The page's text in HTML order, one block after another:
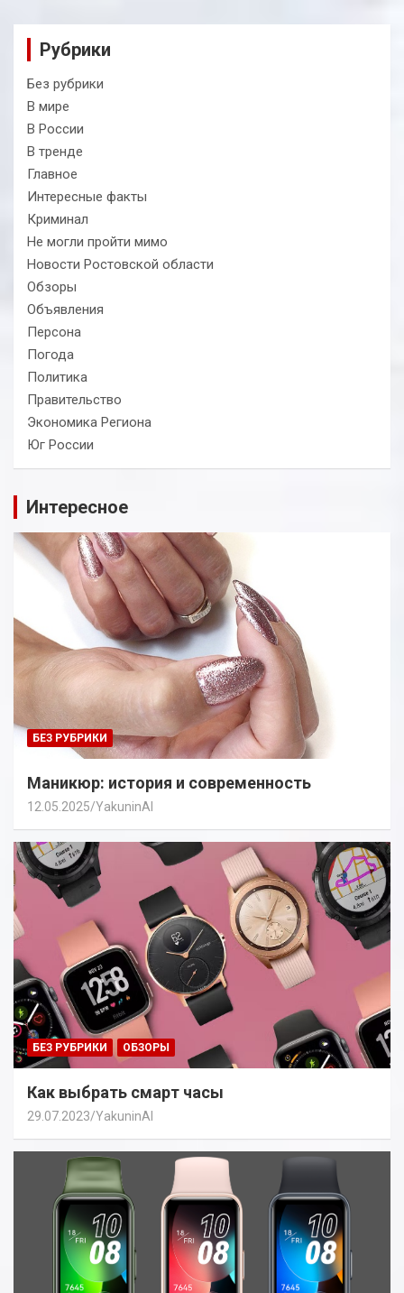
Рубрики
Без рубрики
В мире
В России
В тренде
Главное
Интересные факты
Криминал
Не могли пройти мимо
Новости Ростовской области
Обзоры
Объявления
Персона
Погода
Политика
Правительство
Экономика Региона
Юг России
Интересное
БЕЗ РУБРИКИ
Маникюр: история и современность
12.05.2025 YakuninAI
БЕЗ РУБРИКИ ОБЗОРЫ
Как выбрать смарт часы
29.07.2023 YakuninAI